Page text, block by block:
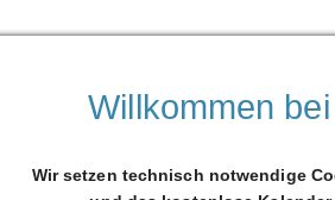
Willkommen
Wir setzen technisch notwendige